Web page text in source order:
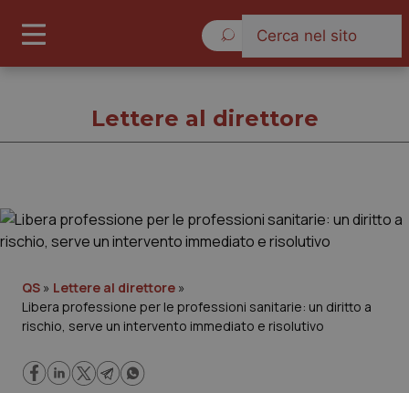
Governo e Parlamento
Regioni e Asl
Lettere al direttore
QS » Lettere al direttore »
Libera professione per le professioni sanitarie: un diritto a
rischio, serve un intervento immediato e risolutivo